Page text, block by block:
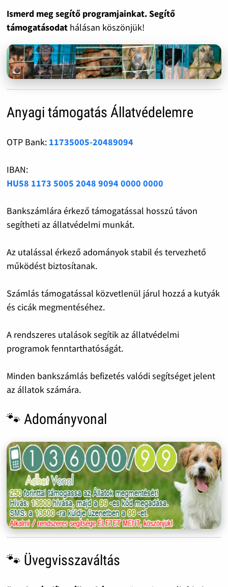
Ismerd meg segítő programjainkat. Segítő
támogatásodat hálásan köszönjük!
Anyagi támogatás Állatvédelemre
OTP Bank: 11735005-20489094
IBAN:
HU58 1173 5005 2048 9094 0000 0000
Bankszámlára érkező támogatással hosszú távon
segítheti az állatvédelmi munkát.
Az utalással érkező adományok stabil és tervezhető
működést biztosítanak.
Számlás támogatással közvetlenül járul hozzá a kutyák
és cicák megmentéséhez.
A rendszeres utalások segítik az állatvédelmi
programok fenntarthatóságát.
Minden bankszámlás befizetés valódi segítséget jelent
az állatok számára.
🐾 Adományvonal
🐾 Üvegvisszaváltás